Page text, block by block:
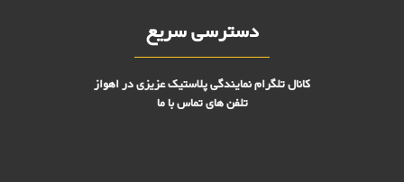
دسترسی سریع
کانال تلگرام نمایندگی پلاستیک عزیزی در اهواز
تلفن های تماس با ما